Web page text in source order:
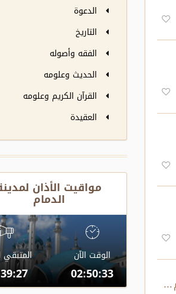
الدعوة
التاريخ
الفقه وأصوله
الحديث وعلومه
القرآن الكريم وعلومه
العقيدة
مواقيت الأذان
الدمام
الوقت الآن
02:50:34
المتبقي